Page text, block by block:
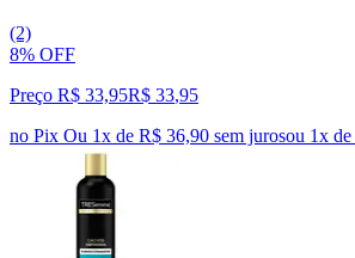
(2)
8% OFF
Preço R$ 33,95R$ 33,95
no Pix Ou 1x de R$ 36,90 sem jurosou 1x de